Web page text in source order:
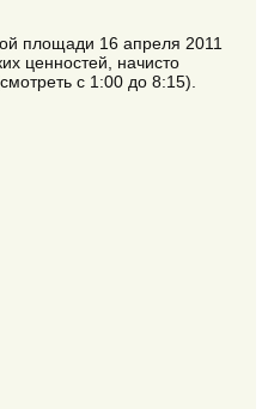
площади 16 апреля 2011
ценностей, начисто
с 1:00 до 8:15).